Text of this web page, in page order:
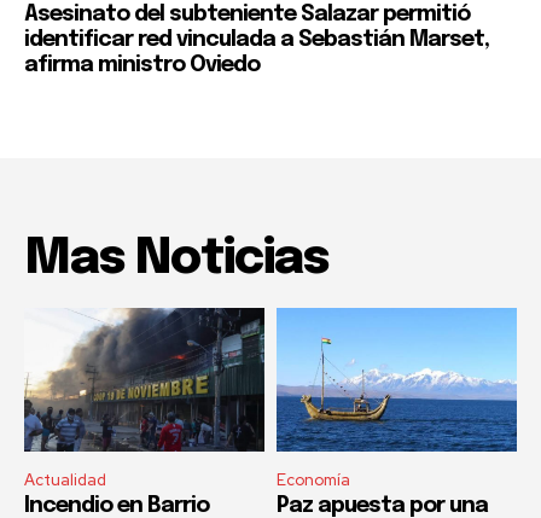
Asesinato del subteniente Salazar permitió
identificar red vinculada a Sebastián Marset,
afirma ministro Oviedo
Mas Noticias
Actualidad
Incendio en Barrio
Economía
Paz apuesta por una